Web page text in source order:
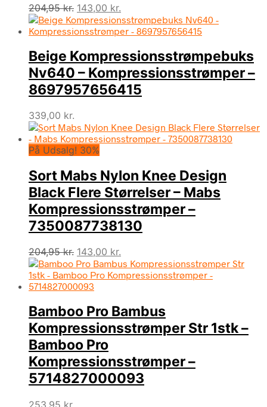
204,95kr. Den
oprindelige
pris
204,95 kr..
143,00 kr.
aktuelle
pris
143,00 kr..
Beige Kompressionsstrømpebuks
Nv640 – Kompressionsstrømper –
8697957656415
339,00 kr.
På Udsalg! 30%
Sort Mabs Nylon Knee Design
Black Flere Størrelser – Mabs
Kompressionsstrømper –
7350087738130
204,95kr. Den
oprindelige
pris
var:
143,00 kr.
aktuelle
pris
Bamboo Pro Bambus
Kompressionsstrømper Str 1stk –
Bamboo Pro
Kompressionsstrømper –
5714827000093
253,95 kr.